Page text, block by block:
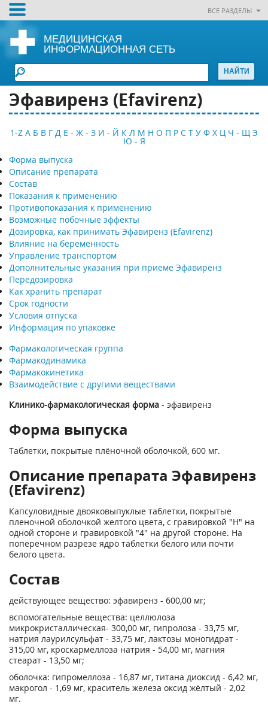
ВСЕ РАЗДЕЛЫ
МЕДИЦИНСКАЯ
ИНФОРМАЦИОННАЯ СЕТЬ
Эфавиренз (Efavirenz)
1-Z А Б В Г Д Е - Ж - З И - Й К Л М Н О П Р С Т У Ф Х Ц Ч - Щ Э
Ю - Я
Форма выпуска
Описание препарата
Состав
Показания к применению
Противопоказания к применению
Возможные побочные эффекты
Дозировка, как принимать Эфавиренз (Efavirenz)
Влияние на беременность
Управление транспортом
Дополнительные указания при приеме Эфавиренз
Передозировка
Как хранить препарат
Срок годности
Условия отпуска
Информация по упаковке
Фармакологическая группа
Фармакодинамика
Фармакокинетика
Взаимодействие с другими веществами
Клинико-фармакологическая форма - эфавиренз
Форма выпуска
Таблетки, покрытые плёночной оболочкой, 600 мг.
Описание препарата Эфавиренз
(Efavirenz)
Капсуловидные двояковыпуклые таблетки, покрытые
пленочной оболочкой желтого цвета, с гравировкой "Н" на
одной стороне и гравировкой "4" на другой стороне. На
поперечном разрезе ядро таблетки белого или почти
белого цвета.
Состав
действующее вещество: эфавиренз - 600,00 мг;
вспомогательные вещества: целлюлоза
микрокристаллическая- 300,00 мг, гипролоза - 33,75 мг,
натрия лаурилсульфат - 33,75 мг, лактозы моногидрат -
315,00 мг, кроскармеллоза натрия - 54,00 мг, магния
стеарат - 13,50 мг;
оболочка: гипромеллоза - 16,87 мг, титана диоксид - 6,42 мг,
макрогол - 1,69 мг, краситель железа оксид жёлтый - 2,02
мг.